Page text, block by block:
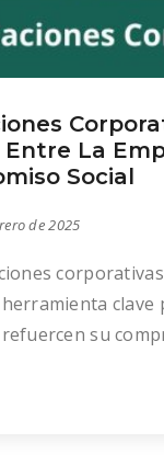
La
Social
de 2025
clave
su
entidades sin